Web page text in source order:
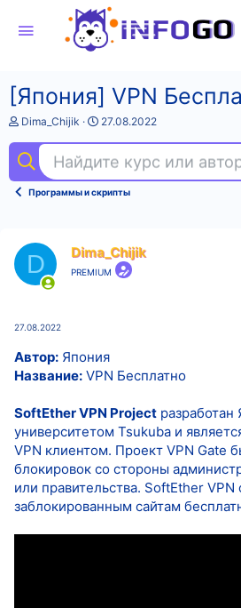
[Япония] VPN
А
т
о
т
Dima_Chijik
Д
а
н
а
а
27.08.2022
Программы и скрипты
D Dima_Chijik
PREMIUM
27.08.2022
Автор: Япония
Название: VPN Бесплатно
SoftEther VPN Project
университетом Tsukuba и
VPN клиентом. Проект VPN Gate
блокировок со стороны
или правительства. SoftEther VPN
заблокированным сайтам